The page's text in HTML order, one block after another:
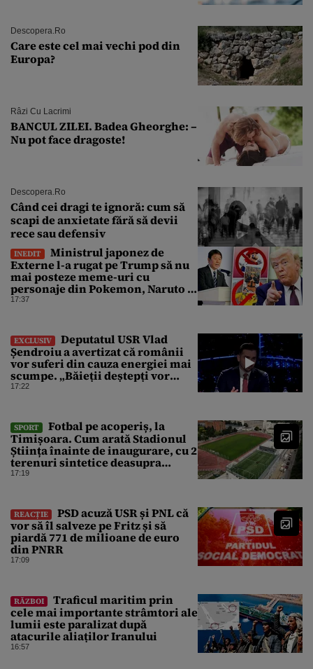
Descopera.ro
Care este cel mai vechi pod din
Europa?
Râzi Cu Lacrimi
BANCUL ZILEI. Badea Gheorghe: –
Nu pot face dragoste!
Descopera.ro
Când cei dragi te ignoră: cum să
scapi de anxietate fără să devii
rece sau defensiv
INEDIT
Ministrul japonez de
Externe l-a rugat pe Trump să nu
mai posteze meme-uri cu
personaje din Pokemon, Naruto și
Mario pe platformele social-
17:37
EXCLUSIV
Deputatul USR Vlad
Șendroiu a avertizat că românii
vor suferi din cauza energiei mai
scumpe. „Băieții deștepți vor
specula și după vor crește
17:22
SPORT
Fotbal pe acoperiș, la
Timișoara. Cum arată Stadionul
Știința înainte de inaugurare, cu 2
terenuri sintetice deasupra
tribunei
17:19
REACȚIE
PSD acuză USR și PNL că
vor să îl salveze pe Fritz și să
piardă 771 de milioane de euro
din PNRR
17:09
RĂZBOI
Traficul maritim prin
cele mai importante strâmtori ale
lumii este paralizat după
atacurile aliaților Iranului
16:57